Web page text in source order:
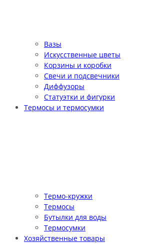
Вазы
Искусственные цветы
Корзины и коробки
Свечи и подсвечники
Диффузоры
Статуэтки и фигурки
Термосы и термосумки
Термо-кружки
Термосы
Бутылки для воды
Термосумки
Хозяйственные товары